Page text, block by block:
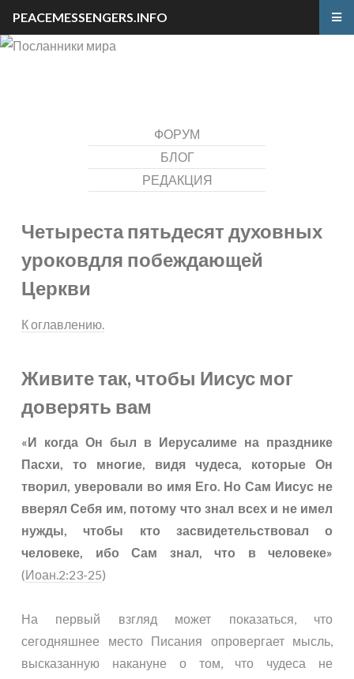
ФОРУМ
БЛОГ
РЕДАКЦИЯ
Четыреста пятьдесят духовных
уроковдля побеждающей
Церкви
К оглавлению.
Живите так, чтобы Иисус мог
доверять вам
«И когда Он был в Иерусалиме на празднике
Пасхи, то многие, видя чудеса, которые Он
творил, уверовали во имя Его. Но Сам Иисус не
вверял Себя им, потому что знал всех и не имел
нужды, чтобы кто засвидетельствовал о
человеке, ибо Сам знал, что в человеке»
(Иоан.2:23-25)
На первый взгляд может показаться, что
сегодняшнее место Писания опровергает мысль,
высказанную накануне о том, что чудеса не
PEACEMESSENGERS.INFO